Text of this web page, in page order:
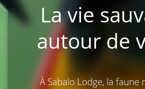
La vie
autour de
À Sabalo Lodge, la faune